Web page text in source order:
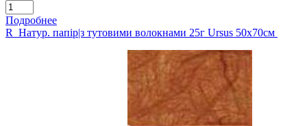
Подробнее
R Натур. папір|з тутовими волокнами 25г Ursus 50х70см